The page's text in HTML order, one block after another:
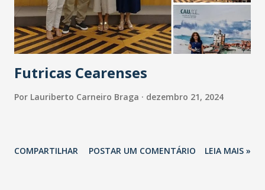
conversamos com o atleta e o Fluminense permitiu o
diálogo. Estamos felizes com essa vinda, ele chega muito
motivado para nos ajudar nas campanhas dos próximos
anos - celebrou...
Futricas Cearenses
Por Lauriberto Carneiro Braga dezembro 21, 2024
COMPARTILHAR POSTAR UM COMENTÁRIO LEIA MAIS »